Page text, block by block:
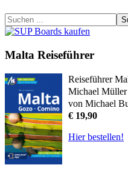
Malta Reiseführer
Reiseführer
Michael Müller
von Michael
€ 19,90
Hier bestellen!